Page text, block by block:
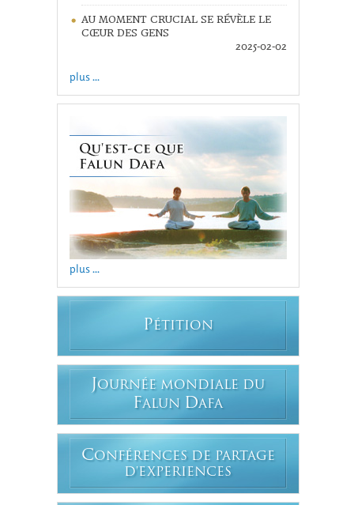
AU MOMENT CRUCIAL SE RÉVÈLE LE
CŒUR DES GENS
2025-02-02
plus ...
plus ...
PÉTITION
JOURNÉE MONDIALE DU
FALUN DAFA
CONFÉRENCES DE PARTAGE
D'EXPERIENCES